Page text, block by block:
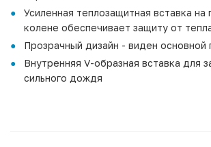
Усиленная теплозащитная вставка на
колене обеспечивает защиту от
Прозрачный дизайн - виден основной
Внутренняя V-образная вставка для
сильного дождя